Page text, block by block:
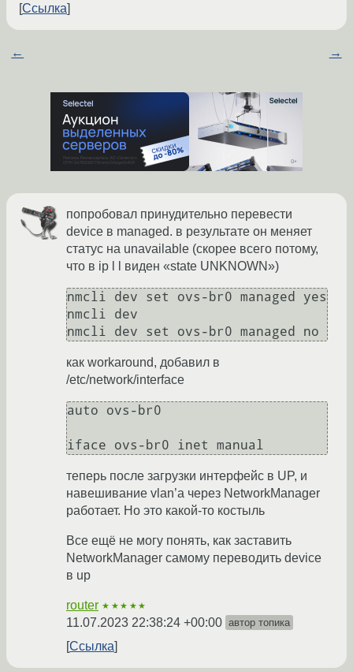
Ссылка
← →
попробовал принудительно перевести
device в managed. в результате он меняет
статус на unavailable (скорее всего потому,
что в ip l l виден «state UNKNOWN»)
nmcli dev set ovs-br0 managed yes
nmcli dev
как workaround, добавил в
/etc/network/interface
auto ovs-br0
теперь после загрузки интерфейс в UP, и
навешивание vlan’а через NetworkManager
работает. Но это какой-то костыль
Все ещё не могу понять, как заставить
NetworkManager самому переводить device
в up
router ★★★★★
11.07.2023 22:38:24 +00:00 автор топика
Ссылка